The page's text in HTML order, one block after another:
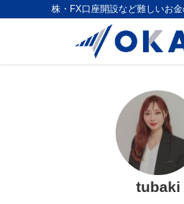
株・FX口座開設など難しいお金
tubaki